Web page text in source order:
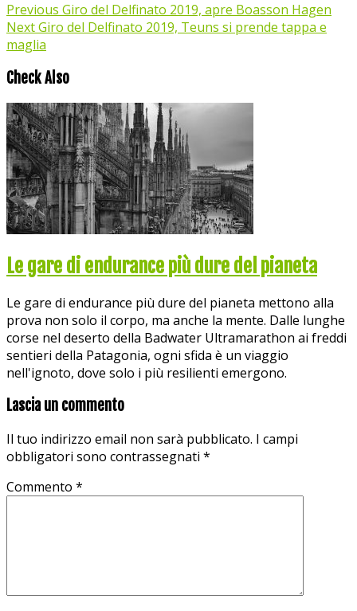
Previous Giro del Delfinato 2019, apre Boasson Hagen
NextGiro del Delfinato 2019, Teuns si prende tappa e
maglia
Check Also
Le gare di endurance più dure del pianeta
Le gare di endurance più dure del pianeta mettono alla
prova non solo il corpo, ma anche la mente. Dalle lunghe
corse nel deserto della Badwater Ultramarathon ai freddi
sentieri della Patagonia, ogni sfida è un viaggio
nell'ignoto, dove solo i più resilienti emergono.
Lascia un commento
Il tuo indirizzo email non sarà pubblicato. I campi
obbligatori sono contrassegnati *
Commento *